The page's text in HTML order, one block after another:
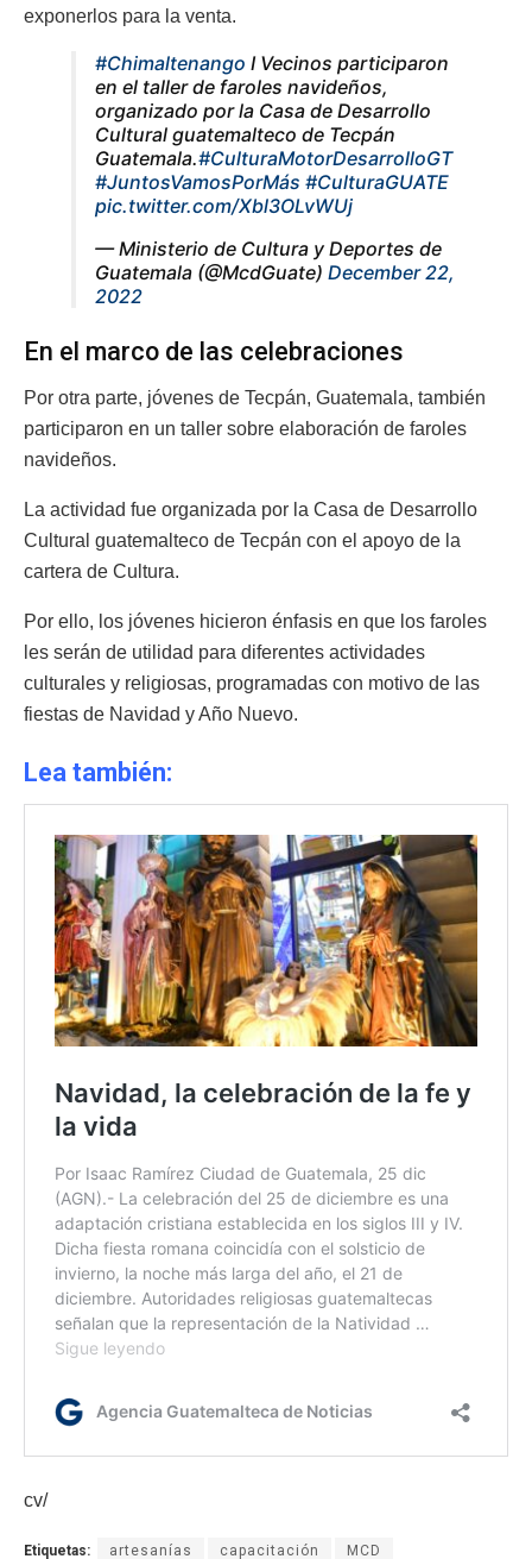
exponerlos para la venta.
#Chimaltenango I Vecinos participaron
en el taller de faroles navideños,
organizado por la Casa de Desarrollo
Cultural guatemalteco de Tecpán
Guatemala.#CulturaMotorDesarrolloGT
#JuntosVamosPorMás #CulturaGUATE
pic.twitter.com/Xbl3OLvWUj
— Ministerio de Cultura y Deportes de
Guatemala (@McdGuate) December 22,
2022
En el marco de las celebraciones
Por otra parte, jóvenes de Tecpán, Guatemala, también
participaron en un taller sobre elaboración de faroles
navideños.
La actividad fue organizada por la Casa de Desarrollo
Cultural guatemalteco de Tecpán con el apoyo de la
cartera de Cultura.
Por ello, los jóvenes hicieron énfasis en que los faroles
les serán de utilidad para diferentes actividades
culturales y religiosas, programadas con motivo de las
fiestas de Navidad y Año Nuevo.
Lea también:
cv/
Etiquetas: artesanías capacitación MCD